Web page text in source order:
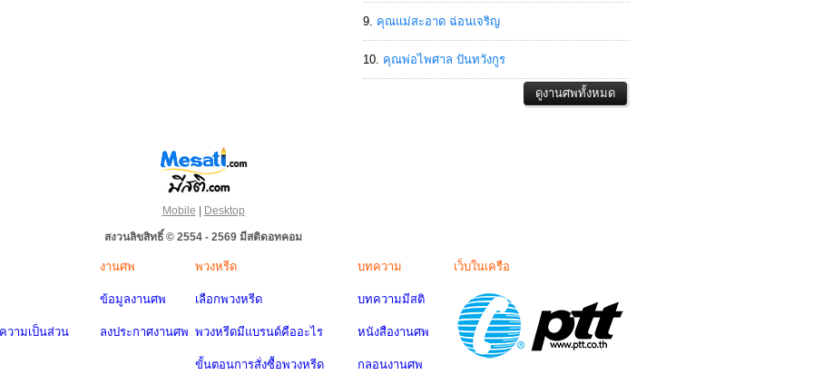
คุณแม่สะอาด ฉ่อนเจริญ
คุณพ่อไพศาล ปันทวังกูร
Mobile | Desktop
สงวนลิขสิทธิ์ © 2554 - 2569 มีสติดอทคอม
วามเป็นส่วน
งานศพ
ข้อมูลงานศพ
ลงประกาศงานศพ
พวงหรีด
เลือกพวงหรีด
พวงหรีดมีแบรนด์คืออะไร
ขั้นตอนการสั่งซื้อพวงหรีด
บทความ
บทความมีสติ
หนังสืองานศพ
กลอนงานศพ
เว็บในเครือ